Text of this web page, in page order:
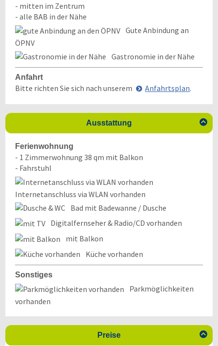
- mitten im Zentrum
- alle BAB in der Nähe
Gute Anbindung an
ÖPNV
Gastronomie in der Nähe
Anfahrt
Bitte richten Sie sich nach unserem Anfahrtsplan.
Ausstattung 
Ferienwohnung
- 1 Zimmerwohnung 38 qm mit Balkon
- Fahrstuhl
Internetanschluss via WLAN vorhanden
Bad mit Badewanne / Dusche
Digitalfernseher & Radio/CD vorhanden
mit Balkon
Küche vorhanden
Sonstiges
Parkmöglichkeiten
vorhanden
Preise 